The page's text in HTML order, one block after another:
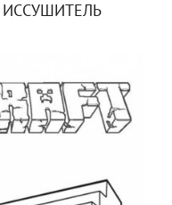
ИССУШИТЕЛЬ